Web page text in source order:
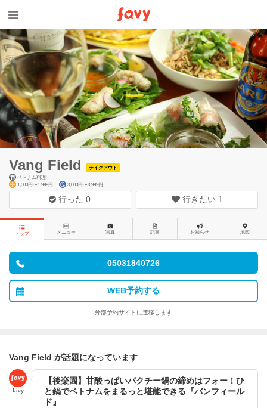
Vang Field
テイクアウト
ベトナム料理
1,000円〜1,999円
3,000円〜3,999円
行った0 行きたい 1
トップ メニュー 写真 記事 お知らせ 地図
05031840726
WEB予約する
外部予約サイトに遷移します
Vang Field が話題になっています
favy
【後楽園】甘酸っぱいパクチー鍋の締めはフォー！ひ
と鍋でベトナムをまるっと堪能できる『バンフィール
ド』